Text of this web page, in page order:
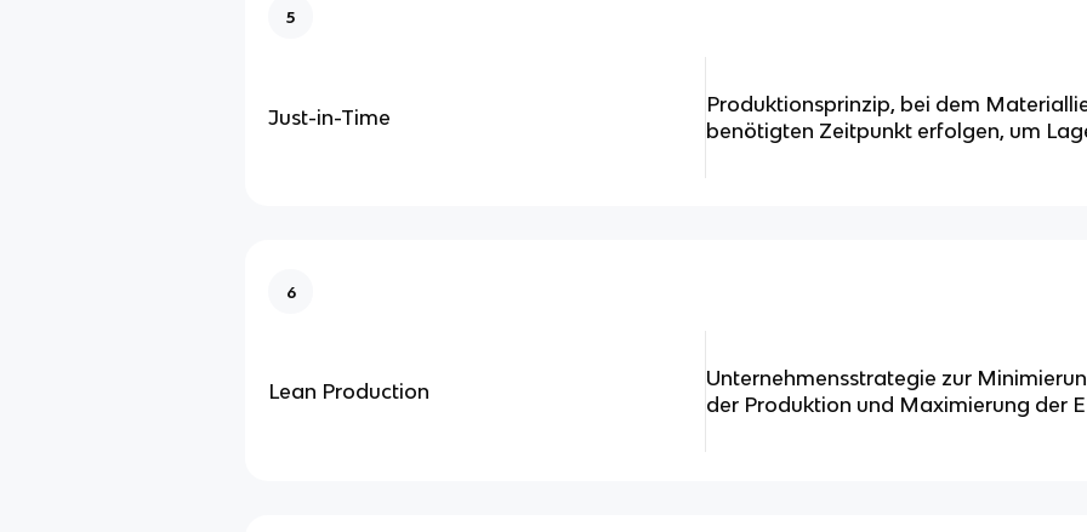
5
Just-in-Time
Produktionsprinzip, bei dem
benötigten Zeitpunkt erfolgen, um
6
Lean Production
Unternehmensstrategie zur
der Produktion und Maximierung der